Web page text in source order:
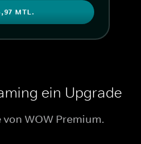
MTL.
ein Upgrade
WOW Premium.